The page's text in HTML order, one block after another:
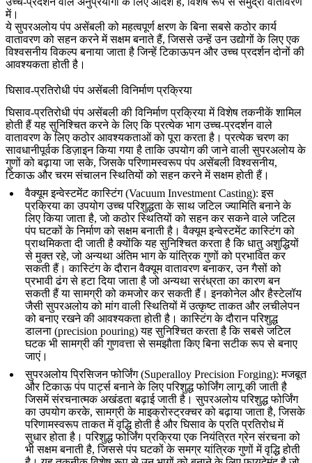
में।
ये सुपरअलोय पंप असेंबली को महत्वपूर्ण क्षरण के बिना सबसे कठोर कार्य
वातावरण को सहन करने में सक्षम बनाते हैं, जिससे उन्हें उन उद्योगों के लिए एक
विश्वसनीय विकल्प बनाया जाता है जिन्हें टिकाऊपन और उच्च प्रदर्शन दोनों की
आवश्यकता होती है।
घिसाव-प्रतिरोधी पंप असेंबली विनिर्माण प्रक्रिया
घिसाव-प्रतिरोधी पंप असेंबली की विनिर्माण प्रक्रिया में विशेष तकनीकें शामिल
होती हैं यह सुनिश्चित करने के लिए कि प्रत्येक भाग उच्च-प्रदर्शन वाले
वातावरण के लिए कठोर आवश्यकताओं को पूरा करता है। प्रत्येक चरण का
सावधानीपूर्वक डिज़ाइन किया गया है ताकि उपयोग की जाने वाली सुपरअलोय के
गुणों को बढ़ाया जा सके, जिसके परिणामस्वरूप पंप असेंबली विश्वसनीय,
टिकाऊ और चरम संचालन स्थितियों को सहन करने में सक्षम होती हैं।
वैक्यूम इन्वेस्टमेंट कास्टिंग (Vacuum Investment Casting): इस
प्रक्रिया का उपयोग उच्च परिशुद्धता के साथ जटिल ज्यामिति बनाने के
लिए किया जाता है, जो कठोर स्थितियों को सहन कर सकने वाले जटिल
पंप घटकों के निर्माण को सक्षम बनाती है। वैक्यूम इन्वेस्टमेंट कास्टिंग को
प्राथमिकता दी जाती है क्योंकि यह सुनिश्चित करता है कि धातु अशुद्धियों
से मुक्त रहे, जो अन्यथा अंतिम भाग के यांत्रिक गुणों को प्रभावित कर
सकती हैं। कास्टिंग के दौरान वैक्यूम वातावरण बनाकर, उन गैसों को
प्रभावी ढंग से हटा दिया जाता है जो अन्यथा सरंध्रता का कारण बन
सकती हैं या सामग्री को कमजोर कर सकती हैं। इनकोनेल और हैस्टेलॉय
जैसी सुपरअलोय को मांग वाली स्थितियों में उत्कृष्ट ताकत और लचीलेपन
को बनाए रखने की आवश्यकता होती है। कास्टिंग के दौरानपरिशुद्ध
डालना (precision pouring)यह सुनिश्चित करता है कि सबसे जटिल
घटक भी सामग्री की गुणवत्ता से समझौता किए बिना सटीक रूप से बनाए
जाएं।
सुपरअलोय प्रिसिजन फोर्जिंग (Superalloy Precision Forging): मजबूत
और टिकाऊ पंप पार्ट्स बनाने के लिए परिशुद्ध फोर्जिंग लागू की जाती है
जिसमें संरचनात्मक अखंडता बढ़ाई जाती है। सुपरअलोय परिशुद्ध फोर्जिंग
का उपयोग करके, सामग्री के माइक्रोस्ट्रक्चर को बढ़ाया जाता है, जिसके
परिणामस्वरूप ताकत में वृद्धि होती है और घिसाव के प्रति प्रतिरोध में
सुधार होता है। परिशुद्ध फोर्जिंग प्रक्रिया एक नियंत्रित ग्रेन संरचना को
भी सक्षम बनाती है, जिससे पंप घटकों के समग्र यांत्रिक गुणों में वृद्धि होती